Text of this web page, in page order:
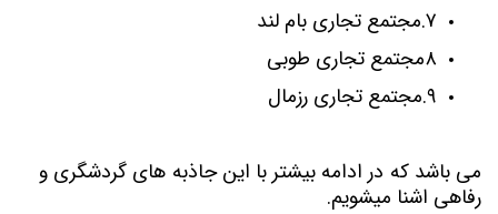
۷.مجتمع تجاری بام لند
۸مجتمع تجاری طوبی
۹.مجتمع تجاری رزمال
می باشد که در ادامه بیشتر با این جاذبه های گردشگری و
رفاهی اشنا میشویم.